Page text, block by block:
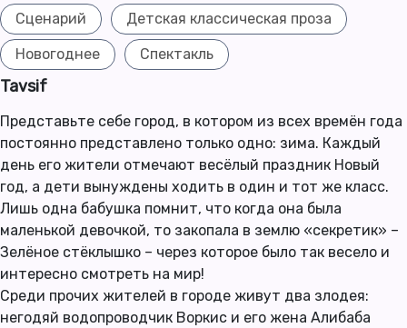
Сценарий Детская классическая проза
Новогоднее Спектакль
Tavsif
Представьте себе город, в котором из всех времён года
постоянно представлено только одно: зима. Каждый
день его жители отмечают весёлый праздник Новый
год, а дети вынуждены ходить в один и тот же класс.
Лишь одна бабушка помнит, что когда она была
маленькой девочкой, то закопала в землю «секретик» –
Зелёное стёклышко – через которое было так весело и
интересно смотреть на мир!
Среди прочих жителей в городе живут два злодея:
негодяй водопроводчик Воркис и его жена Алибаба